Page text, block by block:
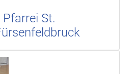
St.